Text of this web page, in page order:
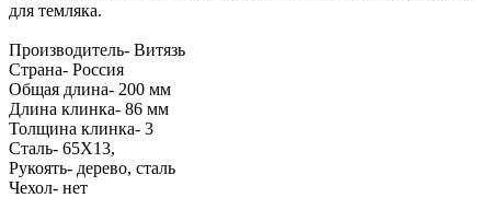
для темляка.
Производитель- Витязь
Страна- Россия
Oбщая длина- 200 мм
Длина клинка- 86 мм
Толщина клинка- 3
Сталь- 65Х13,
Рукоять- дерево, сталь
Чехол- нет